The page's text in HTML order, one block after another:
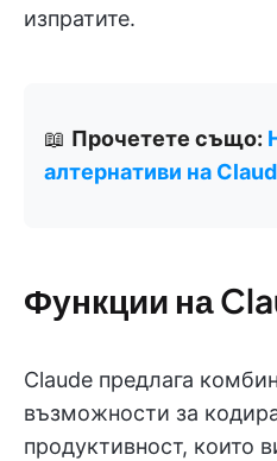
изпратите.
📖 Прочетете също:
алтернативи на
Функции на
Claude предлага
възможности за
продуктивност, които